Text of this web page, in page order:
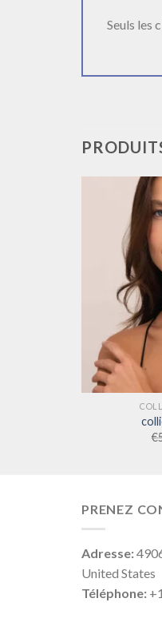
Seuls les
€
PRENEZ
Adresse:
United States
Téléphone: